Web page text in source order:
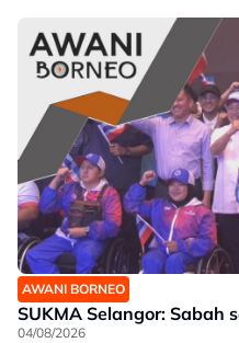
AWANI BORNEO
SUKMA Selangor: Sabah
04/08/2026